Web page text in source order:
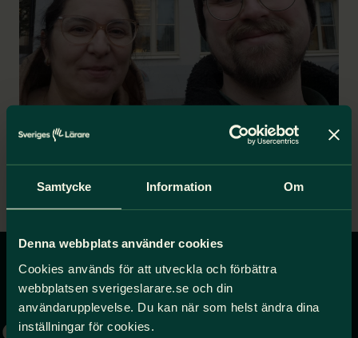
Samtycke Information Om
Denna webbplats använder cookies
Cookies används för att utveckla och förbättra
webbplatsen sverigeslarare.se och din
användarupplevelse. Du kan när som helst ändra dina
inställningar för cookies.
startsidan